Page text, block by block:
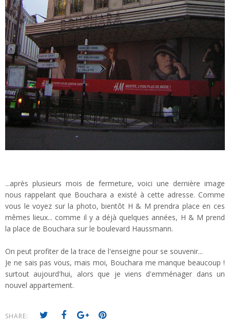
...après plusieurs mois de fermeture, voici une dernière image
nous rappelant que Bouchara a existé à cette adresse. Comme
vous le voyez sur la photo, bientôt H & M prendra place en ces
mêmes lieux... comme il y a déjà quelques années, H & M prend
la place de Bouchara sur le boulevard Haussmann.
On peut profiter de la trace de l'enseigne pour se souvenir...
Je ne sais pas vous, mais moi, Bouchara me manque beaucoup !
surtout aujourd'hui, alors que je viens d'emménager dans un
nouvel appartement.
SHARE: